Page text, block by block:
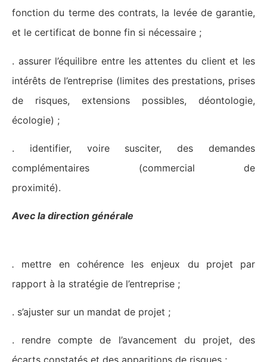
fonction du terme des contrats, la levée de garantie,
et le certificat de bonne fin si nécessaire ;
. assurer l’équilibre entre les attentes du client et les
intérêts de l’entreprise (limites des prestations, prises
de risques, extensions possibles, déontologie,
écologie) ;
. identifier, voire susciter, des demandes
complémentaires (commercial de
proximité).
Avec la direction générale
. mettre en cohérence les enjeux du projet par
rapport à la stratégie de l’entreprise ;
. s’ajuster sur un mandat de projet ;
. rendre compte de l’avancement du projet, des